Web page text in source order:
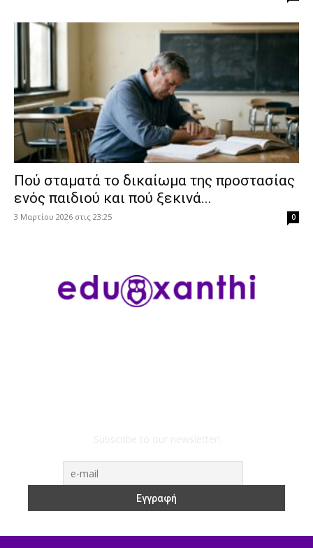
Πού σταματά το δικαίωμα της προστασίας
ενός παιδιού και πού ξεκινά...
3 Μαρτίου 2026 στις 23:25 0